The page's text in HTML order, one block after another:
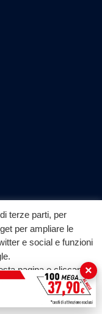
terze parti, per
per ampliare le
e social e funzioni
pagina o cliccando
all'uso dei cookie.
×